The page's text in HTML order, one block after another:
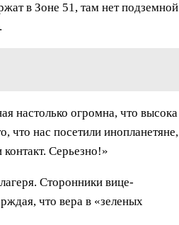
в Зоне 51, там нет подземной
настолько огромна, что высока
что нас посетили инопланетяне,
Серьезно!»
Сторонники вице-
что вера в «зеленых